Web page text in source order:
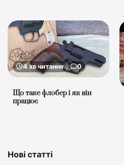
4 хв читання 0
Що таке флобер і як він
працює
Нові статті